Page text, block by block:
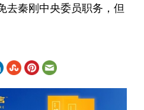
去秦刚中央委员职务，但